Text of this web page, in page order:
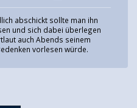
abschickt sollte man ihn
und sich dabei überlegen
auch Abends seinem
vorlesen würde.